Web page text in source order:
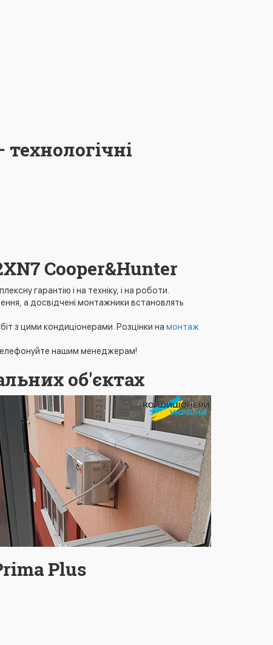
технологічні
Cooper&Hunter
гарантію і на техніку, і на роботи.
а досвідчені монтажники встановлять
з цими кондиціонерами. Розцінки на монтаж
нашим менеджерам!
об'єктах
Plus